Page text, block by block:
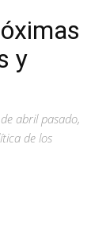
y
abril pasado,
de los